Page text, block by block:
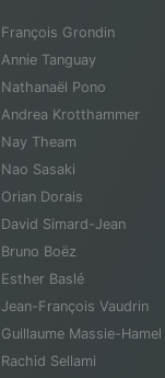
François Grondin
Annie Tanguay
Nathanaël Pono
Andrea Krotthammer
Nay Theam
Nao Sasaki
Orian Dorais
David Simard-Jean
Bruno Boëz
Esther Baslé
Jean-François Vaudrin
Guillaume Massie-Hamel
Rachid Sellami